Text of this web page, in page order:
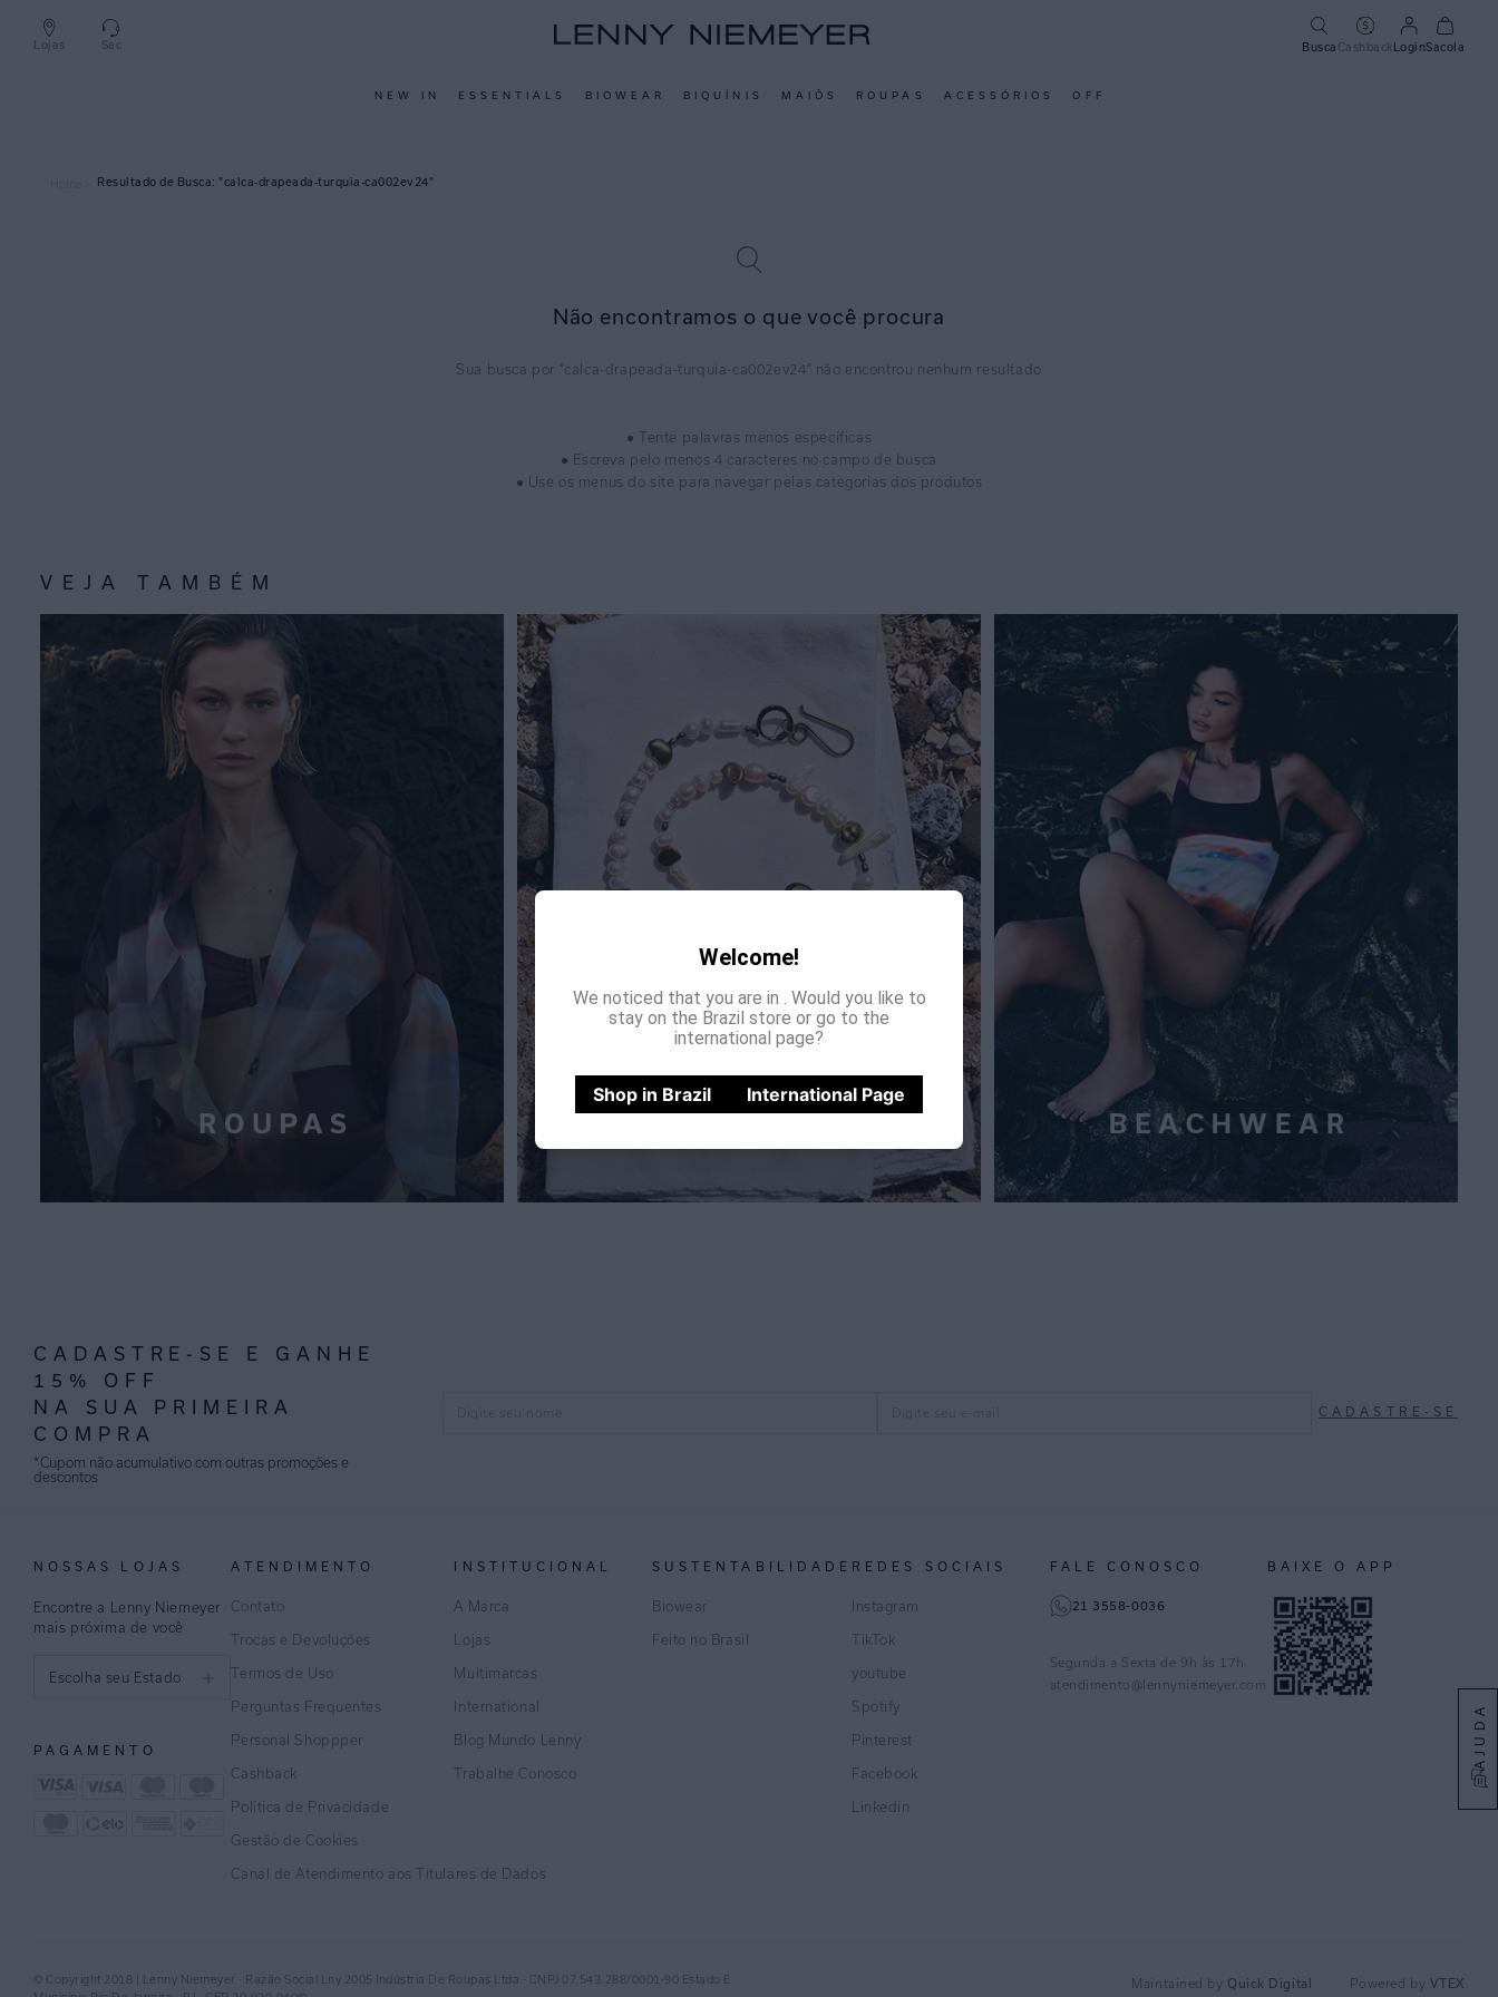
AJUDA
Lojas Sac Busca CashbackLoginSacola
NEW IN ESSENTIALS BIOWEAR BIQUÍNIS MAIÔS ROUPAS ACESSÓRIOS OFF
Welcome!
We noticed that you are in
. Would you like to
stay on the Brazil store or go to the
international page?
Shop in Brazil International Page
calca-drapeada-turquia-ca002ev24
Não encontramos o que você procura
calca-drapeada-turquia-ca002ev24
● Tente palavras menos específicas
● Escreva pelo menos 4 caracteres no campo de busca
● Use os menus do site para navegar pelas categorias dos produtos
VEJA TAMBÉM
CADASTRE-SE E GANHE
15% OFF
NA SUA PRIMEIRA
COMPRA
*Cupom não acumulativo com outras promoções e
descontos
CADASTRE-SE
NOSSAS LOJAS
Encontre a Lenny Niemeyer
mais próxima de você
Escolha seu Estado
Distrito Federal
PAGAMENTO
ATENDIMENTO
Contato
Trocas e Devoluções
Termos de Uso
Perguntas Frequentes
Personal Shoppper
Cashback
Política de Privacidade
Gestão de Cookies
Canal de Atendimento aos Títulares de Dados
INSTITUCIONAL
A Marca
Lojas
Multimarcas
International
Blog Mundo Lenny
Trabalhe Conosco
SUSTENTABILIDADE
Biowear
Feito no Brasil
REDES SOCIAIS
Instagram
TikTok
youtube
Spotify
Pinterest
Facebook
Linkedin
FALE CONOSCO
21 3558-0036
Segunda a Sexta de 9h às 17h
atendimento@lennyniemeyer.com
BAIXE O APP
© Copyright 2018 | Lenny Niemeyer - Razão Social Lny 2005 Indústria De Roupas Ltda - CNPJ 07.543.288/0001-90 Estado E
Maintained by Quick Digital Powered by VTEX